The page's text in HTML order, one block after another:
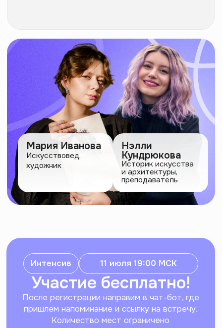
Искусствовед,
Кундрюкова
Историк искусства
и архитектуры,
преподаватель
Интенсив 11 июля 19:00 МСК
Участие бесплатно!
После регистрации направим в чат-бот, где
пришлем напоминание и ссылку на встречу.
Количество мест ограничено
E-mail
Участвовать
Нажимая на кнопку «Записаться на
вебинар», я соглашаюсь на
обработку
персональных данныхи на получение
информационных рассылок Интроверта